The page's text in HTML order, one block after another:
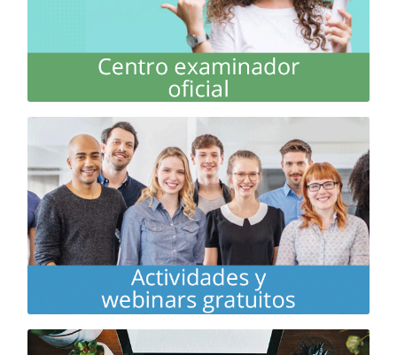
en Deutsche Akademie
MÁS INFO
Actividades sociales Online e interesantes Webinars
exclusivos con diferentes docentes y variadas
temáticas que enriquecerán tu aprendizaje